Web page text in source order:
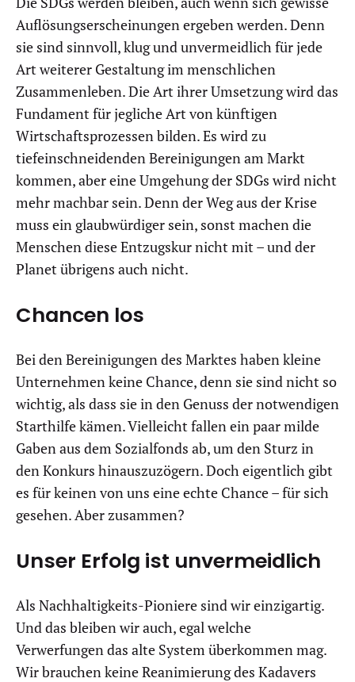
Auflösungserscheinungen ergeben werden. Denn
sie sind sinnvoll, klug und unvermeidlich für jede
Art weiterer Gestaltung im menschlichen
Zusammenleben. Die Art ihrer Umsetzung wird das
Fundament für jegliche Art von künftigen
Wirtschaftsprozessen bilden. Es wird zu
tiefeinschneidenden Bereinigungen am Markt
kommen, aber eine Umgehung der SDGs wird nicht
mehr machbar sein. Denn der Weg aus der Krise
muss ein glaubwürdiger sein, sonst machen die
Menschen diese Entzugskur nicht mit – und der
Planet übrigens auch nicht.
Chancen los
Bei den Bereinigungen des Marktes haben kleine
Unternehmen keine Chance, denn sie sind nicht so
wichtig, als dass sie in den Genuss der notwendigen
Starthilfe kämen. Vielleicht fallen ein paar milde
Gaben aus dem Sozialfonds ab, um den Sturz in
den Konkurs hinauszuzögern. Doch eigentlich gibt
es für keinen von uns eine echte Chance – für sich
gesehen. Aber zusammen?
Unser Erfolg ist unvermeidlich
Als Nachhaltigkeits-Pioniere sind wir einzigartig.
Und das bleiben wir auch, egal welche
Verwerfungen das alte System überkommen mag.
Wir brauchen keine Reanimierung des Kadavers